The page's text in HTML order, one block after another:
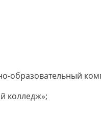
колледж»;